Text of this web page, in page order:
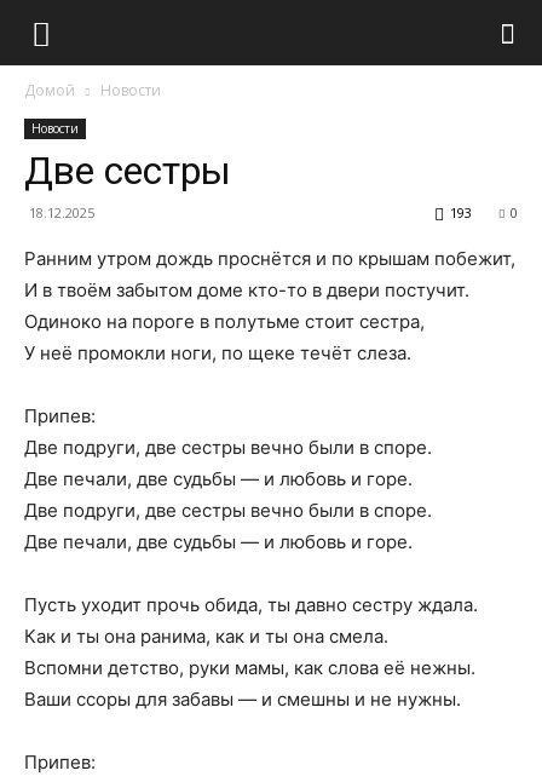
Домой Новости
Новости
Две сестры
18.12.2025 0
193
Ранним утром дождь проснётся и по крышам побежит,
И в твоём забытом доме кто-то в двери постучит.
Одиноко на пороге в полутьме стоит сестра,
У неё промокли ноги, по щеке течёт слеза.
Припев:
Две подруги, две сестры вечно были в споре.
Две печали, две судьбы — и любовь и горе.
Две подруги, две сестры вечно были в споре.
Две печали, две судьбы — и любовь и горе.
Пусть уходит прочь обида, ты давно сестру ждала.
Как и ты она ранима, как и ты она смела.
Вспомни детство, руки мамы, как слова её нежны.
Ваши ссоры для забавы — и смешны и не нужны.
Припев: